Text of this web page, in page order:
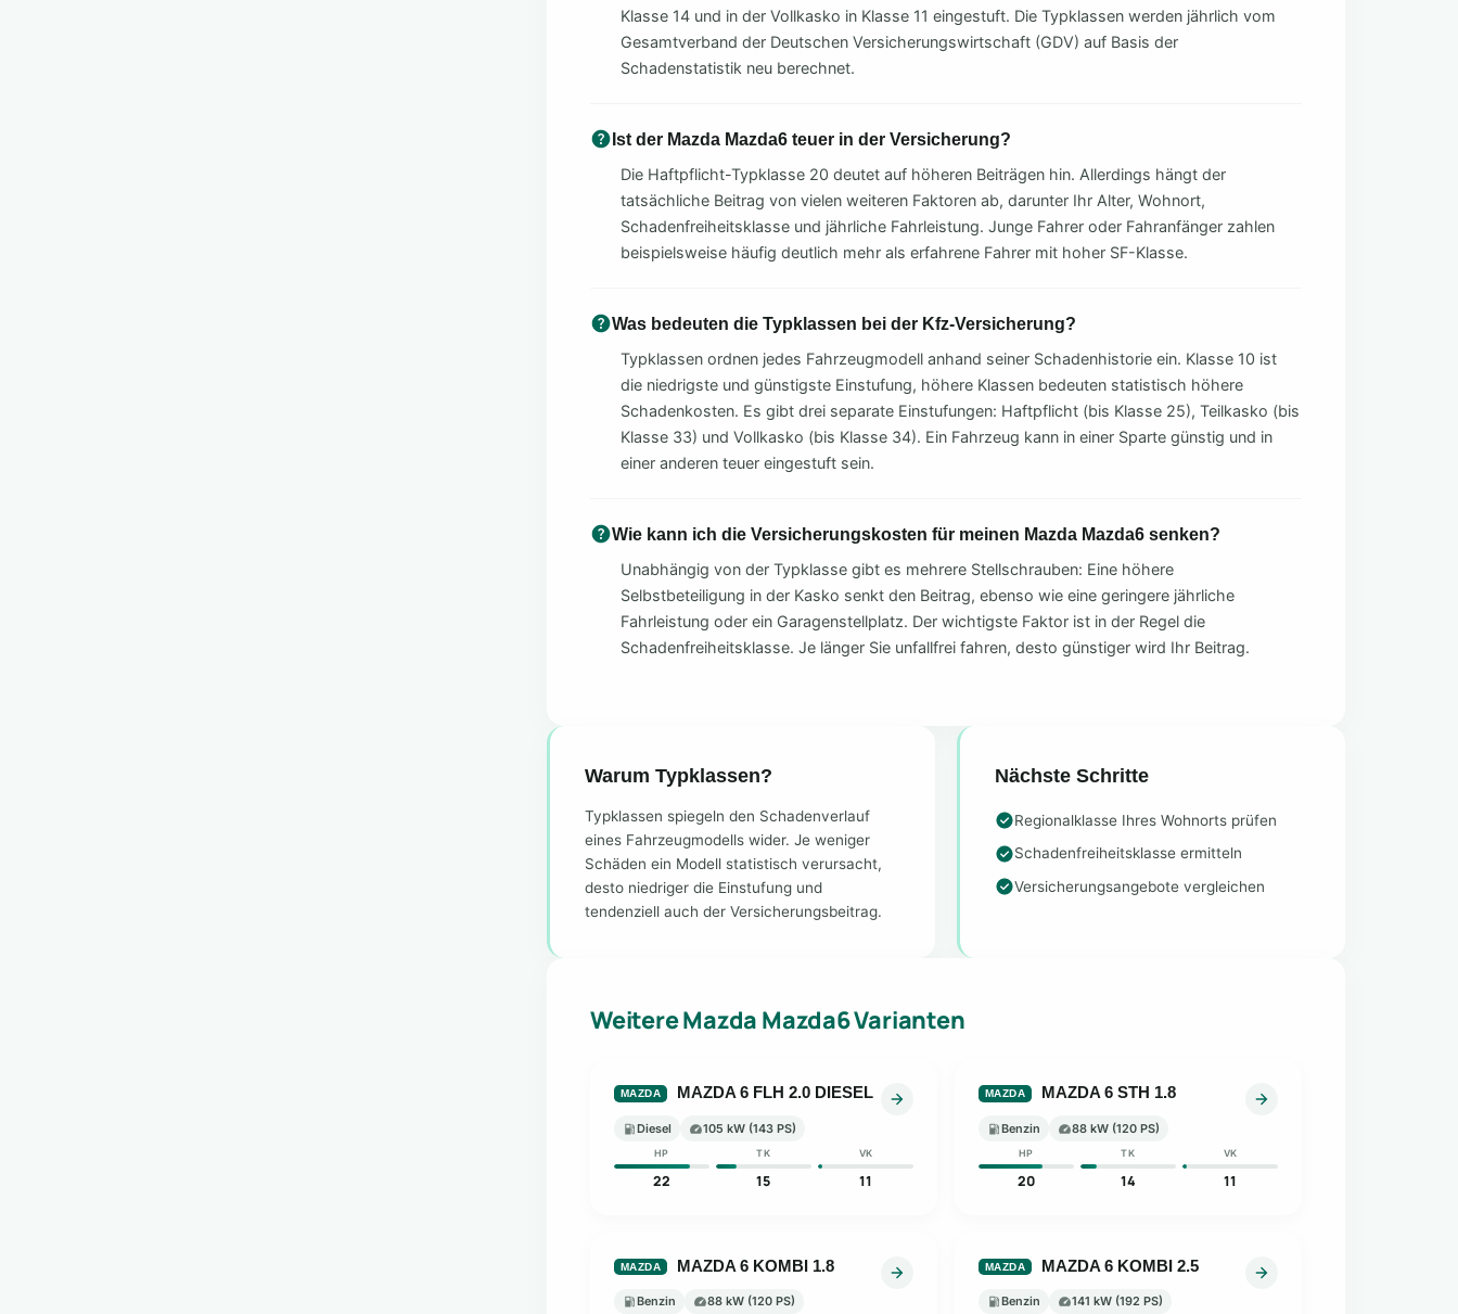
Klasse 14 und in der Vollkasko in Klasse 11 eingestuft. Die Typklassen werden jährlich vom
Gesamtverband der Deutschen Versicherungswirtschaft (GDV) auf Basis der
Schadenstatistik neu berechnet.
Ist der Mazda Mazda6 teuer in der Versicherung?
Die Haftpflicht-Typklasse 20 deutet auf höheren Beiträgen hin. Allerdings hängt der
tatsächliche Beitrag von vielen weiteren Faktoren ab, darunter Ihr Alter, Wohnort,
Schadenfreiheitsklasse und jährliche Fahrleistung. Junge Fahrer oder Fahranfänger zahlen
beispielsweise häufig deutlich mehr als erfahrene Fahrer mit hoher SF-Klasse.
Was bedeuten die Typklassen bei der Kfz-Versicherung?
Typklassen ordnen jedes Fahrzeugmodell anhand seiner Schadenhistorie ein. Klasse 10 ist
die niedrigste und günstigste Einstufung, höhere Klassen bedeuten statistisch höhere
Schadenkosten. Es gibt drei separate Einstufungen: Haftpflicht (bis Klasse 25), Teilkasko (bis
Klasse 33) und Vollkasko (bis Klasse 34). Ein Fahrzeug kann in einer Sparte günstig und in
einer anderen teuer eingestuft sein.
Wie kann ich die Versicherungskosten für meinen Mazda Mazda6 senken?
Unabhängig von der Typklasse gibt es mehrere Stellschrauben: Eine höhere
Selbstbeteiligung in der Kasko senkt den Beitrag, ebenso wie eine geringere jährliche
Fahrleistung oder ein Garagenstellplatz. Der wichtigste Faktor ist in der Regel die
Schadenfreiheitsklasse. Je länger Sie unfallfrei fahren, desto günstiger wird Ihr Beitrag.
Warum Typklassen?
Typklassen spiegeln den Schadenverlauf
eines Fahrzeugmodells wider. Je weniger
Schäden ein Modell statistisch verursacht,
desto niedriger die Einstufung und
tendenziell auch der Versicherungsbeitrag.
Nächste Schritte
Regionalklasse Ihres Wohnorts prüfen
Schadenfreiheitsklasse ermitteln
Versicherungsangebote vergleichen
Weitere Mazda Mazda6 Varianten
MAZDA MAZDA 6 FLH 2.0 DIESEL
Diesel 105 kW (143 PS)
HP
22
TK
15
VK
11
MAZDA MAZDA 6 STH 1.8
Benzin 88 kW (120 PS)
HP
20
TK
14
VK
11
MAZDA MAZDA 6 KOMBI 1.8
Benzin 88 kW (120 PS)
MAZDA MAZDA 6 KOMBI 2.5
Benzin 141 kW (192 PS)